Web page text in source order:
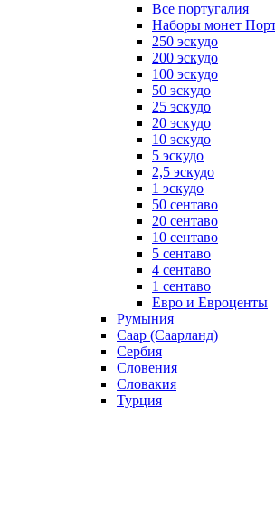
Все португалия
Наборы монет
250 эскудо
200 эскудо
100 эскудо
50 эскудо
25 эскудо
20 эскудо
10 эскудо
5 эскудо
2,5 эскудо
1 эскудо
50 сентаво
20 сентаво
10 сентаво
5 сентаво
4 сентаво
1 сентаво
Евро и Евроценты
Румыния
Саар (Саарланд)
Сербия
Словения
Словакия
Турция